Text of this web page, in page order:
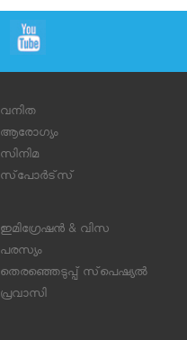
വനിത
ആരോഗ്യം
സിനിമ
സ്‌പോര്‍ട്‌സ്
ഇമിഗ്രേഷന്‍ & വിസ
പരസ്യം
തെരഞ്ഞെടുപ്പ് സ്‌പെഷ്യല്‍
പ്രവാസി